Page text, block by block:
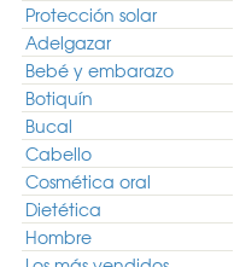
Protección solar
Adelgazar
Bebé y embarazo
Botiquín
Bucal
Cabello
Cosmética oral
Dietética
Hombre